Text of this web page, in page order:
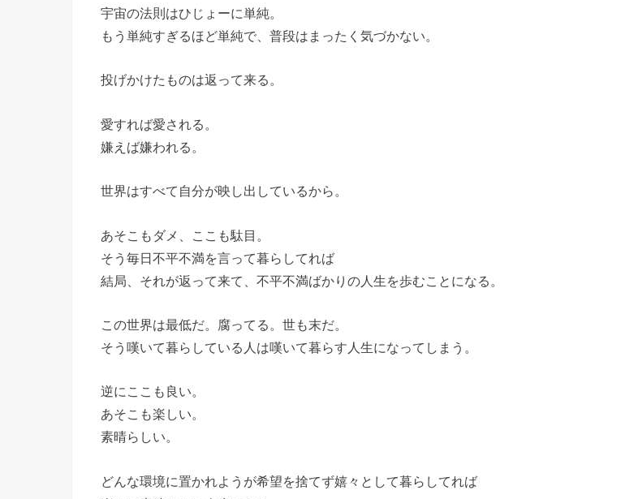
宇宙の法則はひじょーに単純。
もう単純すぎるほど単純で、普段はまったく気づかない。
投げかけたものは返って来る。
愛すれば愛される。
嫌えば嫌われる。
世界はすべて自分が映し出しているから。
あそこもダメ、ここも駄目。
そう毎日不平不満を言って暮らしてれば
結局、それが返って来て、不平不満ばかりの人生を歩むことになる。
この世界は最低だ。腐ってる。世も末だ。
そう嘆いて暮らしている人は嘆いて暮らす人生になってしまう。
逆にここも良い。
あそこも楽しい。
素晴らしい。
どんな環境に置かれようが希望を捨てず嬉々として暮らしてれば